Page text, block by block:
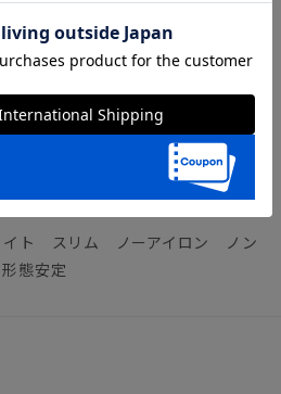
した着心地が持続。夜洗って、朝
。
衣服内を快適に保ちます。
！シャツ選びで押さえるべきポイ
ト スリム ノーアイロン ノン
態安定